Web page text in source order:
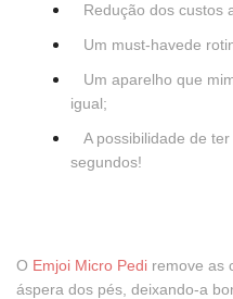
Redução dos custos
Um must-havede
Um aparelho que
igual;
A possibilidade de
segundos!
O Emjoi Micro Pedi remove as
áspera dos pés, deixando-a